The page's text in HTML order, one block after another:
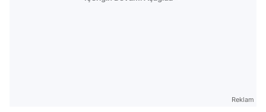
Reklam